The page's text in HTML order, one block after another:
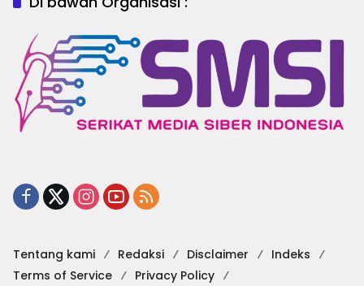
Tentang kami Redaksi Disclaimer
Indeks
Terms of Service
Privacy Policy